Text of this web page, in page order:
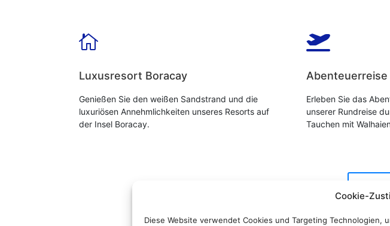
Cookie-
Diese Website verwendet Cookies und Targeting

Luxusresort Boracay
Genießen Sie den weißen Sandstrand und die
luxuriösen Annehmlichkeiten unseres Resorts auf
der Insel Boracay.

Abenteuerreise
Erleben Sie das
unserer Rundreise
Tauchen mit